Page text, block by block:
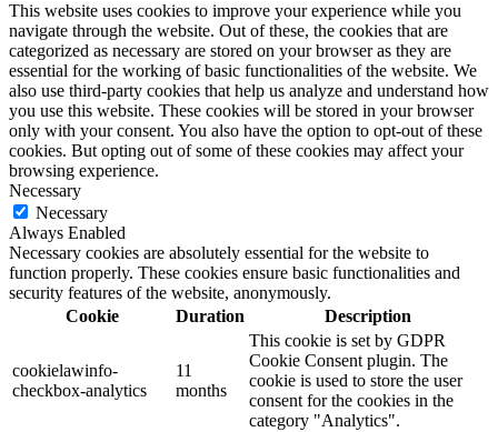
This website uses cookies to improve your experience while you
navigate through the website. Out of these, the cookies that are
categorized as necessary are stored on your browser as they are
essential for the working of basic functionalities of the website. We
also use third-party cookies that help us analyze and understand how
you use this website. These cookies will be stored in your browser
only with your consent. You also have the option to opt-out of these
cookies. But opting out of some of these cookies may affect your
browsing experience.
Necessary
Necessary
Always Enabled
Necessary cookies are absolutely essential for the website to
function properly. These cookies ensure basic functionalities and
security features of the website, anonymously.
Cookie
Duration Description
cookielawinfo-
checkbox-analytics
11
months
This cookie is set by GDPR
Cookie Consent plugin. The
cookie is used to store the user
consent for the cookies in the
category "Analytics".